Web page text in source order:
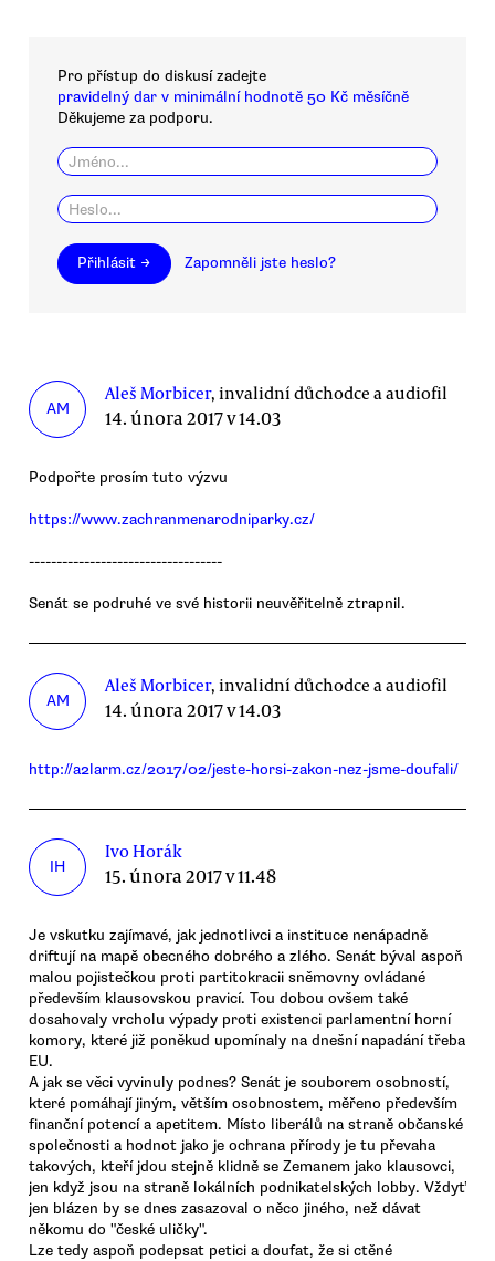
Pro přístup do diskusí zadejte
pravidelný dar v minimální hodnotě 50 Kč měsíčně
Děkujeme za podporu.
Přihlásit → Zapomněli jste heslo?
AM
Aleš Morbicer, invalidní důchodce a audiofil
14. února 2017 v 14.03
Podpořte prosím tuto výzvu
https://www.zachranmenarodniparky.cz/
-----------------------------------
Senát se podruhé ve své historii neuvěřitelně ztrapnil.
AM
Aleš Morbicer, invalidní důchodce a audiofil
14. února 2017 v 14.03
http://a2larm.cz/2017/02/jeste-horsi-zakon-nez-jsme-doufali/
IH
Ivo Horák
15. února 2017 v 11.48
Je vskutku zajímavé, jak jednotlivci a instituce nenápadně
driftují na mapě obecného dobrého a zlého. Senát býval aspoň
malou pojistečkou proti partitokracii sněmovny ovládané
především klausovskou pravicí. Tou dobou ovšem také
dosahovaly vrcholu výpady proti existenci parlamentní horní
komory, které již poněkud upomínaly na dnešní napadání třeba
EU.
A jak se věci vyvinuly podnes? Senát je souborem osobností,
které pomáhají jiným, větším osobnostem, měřeno především
finanční potencí a apetitem. Místo liberálů na straně občanské
společnosti a hodnot jako je ochrana přírody je tu převaha
takových, kteří jdou stejně klidně se Zemanem jako klausovci,
jen když jsou na straně lokálních podnikatelských lobby. Vždyť
jen blázen by se dnes zasazoval o něco jiného, než dávat
někomu do "české uličky".
Lze tedy aspoň podepsat petici a doufat, že si ctěné